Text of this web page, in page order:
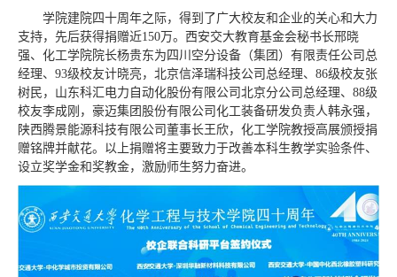
学院建院四十周年之际，得到了广大校友和企业的关心和大力
支持，先后获得捐赠近150万。西安交大教育基金会秘书长邢晓
强、化工学院院长杨贵东为四川空分设备（集团）有限责任公司总
经理、93级校友计晓亮，北京信泽瑞科技公司总经理、86级校友张
树民，山东科汇电力自动化股份有限公司北京分公司总经理、88级
校友李成刚，豪迈集团股份有限公司化工装备研发负责人韩永强，
陕西腾景能源科技有限公司董事长王欣，化工学院教授高展颁授捐
赠铭牌并献花。以上捐赠将主要致力于改善本科生教学实验条件、
设立奖学金和奖教金，激励师生努力奋进。